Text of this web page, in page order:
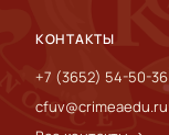
КОНТАКТЫ
+7 (3652) 54-50-36
cfuv@crimeaedu.ru